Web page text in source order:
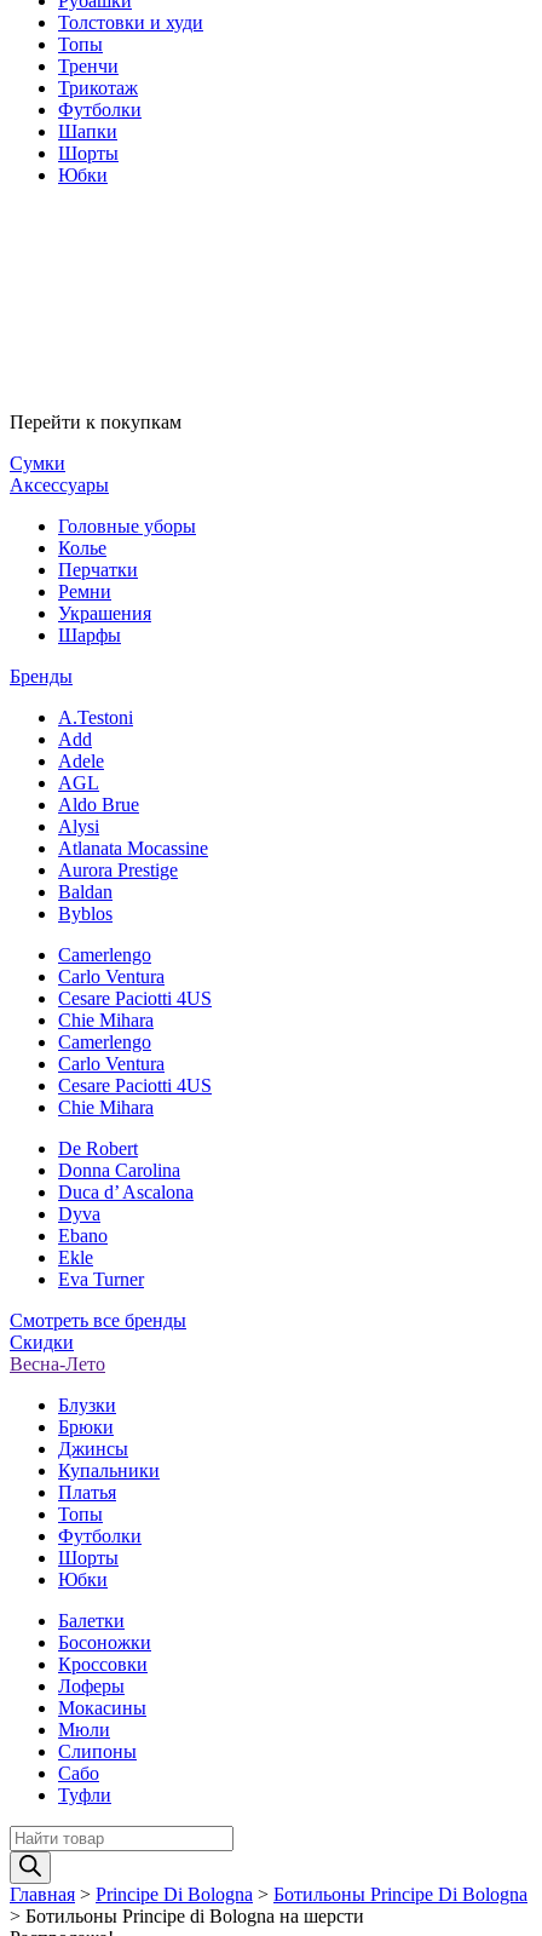
Толстовки и худи
Топы
Тренчи
Трикотаж
Футболки
Шапки
Шорты
Юбки
Перейти к покупкам
Сумки
Аксессуары
Головные уборы
Колье
Перчатки
Ремни
Украшения
Шарфы
Бренды
A.Testoni
Add
Adele
AGL
Aldo Brue
Alysi
Atlanata Mocassine
Aurora Prestige
Baldan
Byblos
Camerlengo
Carlo Ventura
Cesare Paciotti 4US
Chie Mihara
Camerlengo
Carlo Ventura
Cesare Paciotti 4US
Chie Mihara
De Robert
Donna Carolina
Duca d’ Ascalona
Dyva
Ebano
Ekle
Eva Turner
Смотреть все бренды
Скидки
Весна-Лето
Блузки
Брюки
Джинсы
Купальники
Платья
Топы
Футболки
Шорты
Юбки
Балетки
Босоножки
Кроссовки
Лоферы
Мокасины
Мюли
Слипоны
Сабо
Туфли
Поиск
товаров
Главная > Principe Di Bologna > Ботильоны Principe Di Bologna
> Ботильоны Principe di Bologna на шерсти